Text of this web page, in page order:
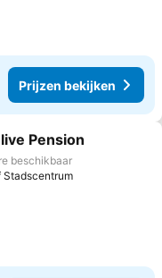
Prijzen bekijken
aan favorieten
Pension
beschikbaar
Stadscentrum